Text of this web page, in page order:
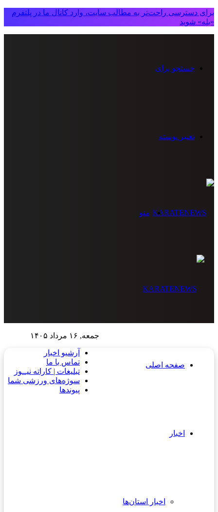
برای دسترسی راحت‌تر به مطالب سایت، وارد کانال ما در پلتفرم
«بله» شوید
جستجو برای
تغییر پوسته
منو
صفحه اصلی
اخبار
اخبار استان‌ها
جمعه, ۱۶ مرداد ۱۴۰۵
آرشیو اخبار
تماس‌ با‌ ما
تبلیغات | کاراته نیــوز
سوژه‌های ورزشی شما
پیوندها